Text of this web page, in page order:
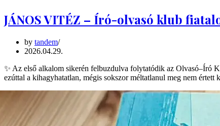
JÁNOS VITÉZ – Író-olvasó klub
by tandem
2026.04.29.
✨ Az első alkalom sikerén felbuzdulva folytatódik az Olvasó–Író
ezúttal a kihagyhatatlan, mégis sokszor méltatlanul meg nem